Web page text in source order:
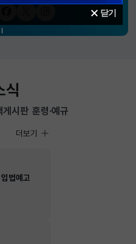
닫기
식
법예고
입법·행정예고
더보기
게시판 훈령·예규